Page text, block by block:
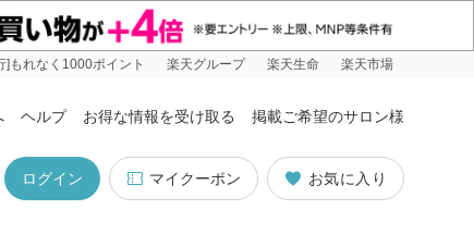
]もれなく1000ポイント 楽天グループ 楽天生命 楽天市場
ヘルプ お得な情報を受け取る 掲載ご希望のサロン様
お気に入り
マイクーポン
ログイン